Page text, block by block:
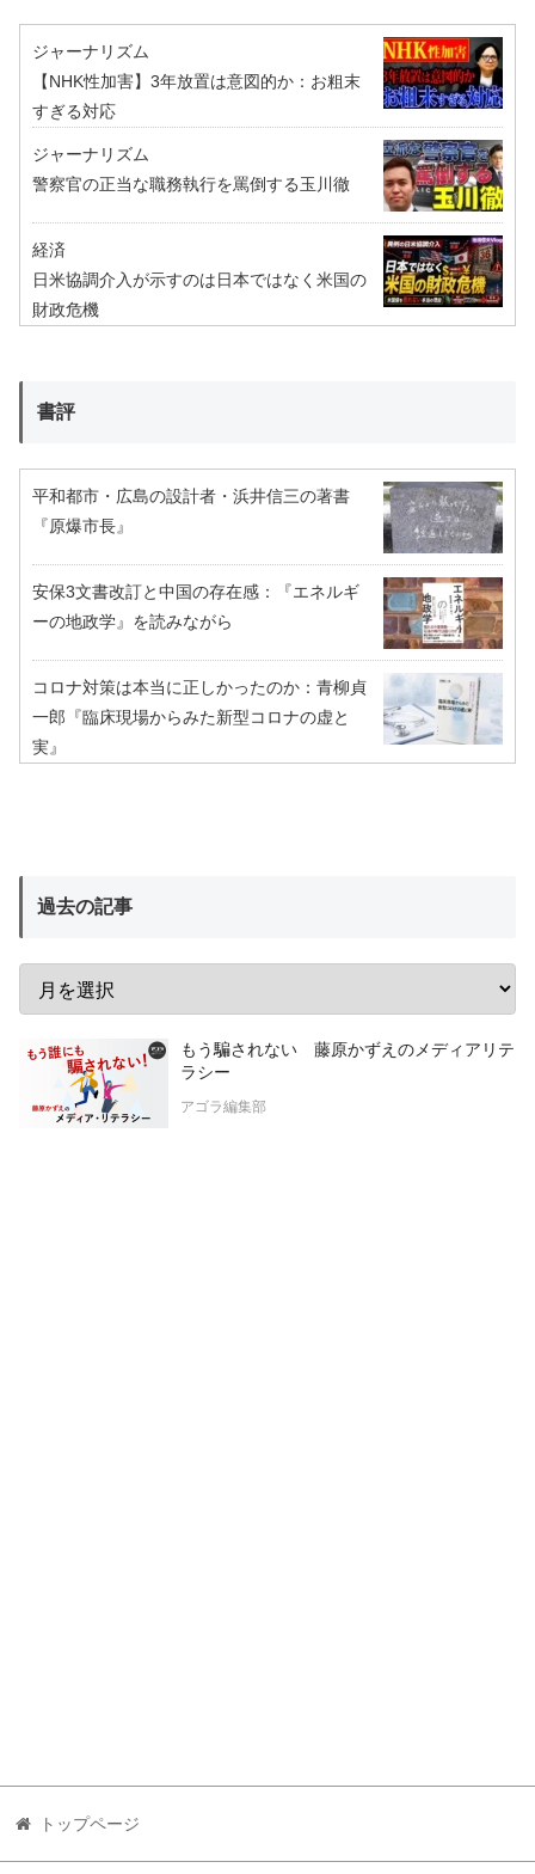
ジャーナリズム
【NHK性加害】3年放置は意図的か：お粗末
すぎる対応
ジャーナリズム
警察官の正当な職務執行を罵倒する玉川徹
経済
日米協調介入が示すのは日本ではなく米国の
財政危機
書評
平和都市・広島の設計者・浜井信三の著書
『原爆市長』
安保3文書改訂と中国の存在感：『エネルギ
ーの地政学』を読みながら
コロナ対策は本当に正しかったのか：青柳貞
一郎『臨床現場からみた新型コロナの虚と
実』
過去の記事
もう騙されない 藤原かずえのメディアリテ
ラシー
アゴラ編集部
トップページ